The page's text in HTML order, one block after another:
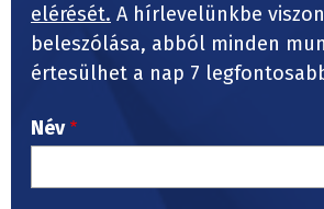
elérését. A hírlevelünkbe
beleszólása, abból minden
értesülhet a nap 7
Név